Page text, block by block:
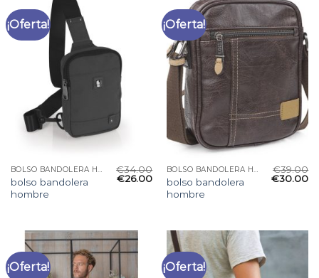
¡Oferta!
BOLSO BANDOLERA HOMBRE
bolso bandolera
hombre
€34.00
€26.00
¡Oferta!
BOLSO BANDOLERA HOMBRE
bolso bandolera
hombre
€39.00
€30.00
¡Oferta! ¡Oferta!